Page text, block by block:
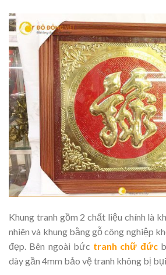
Khung tranh gồm 2 chất liệu chính là
nhiên và khung bằng gỗ công nghiệp
đẹp. Bên ngoài bức tranh chữ đức
dày gần 4mm bảo vệ tranh không bị bụi